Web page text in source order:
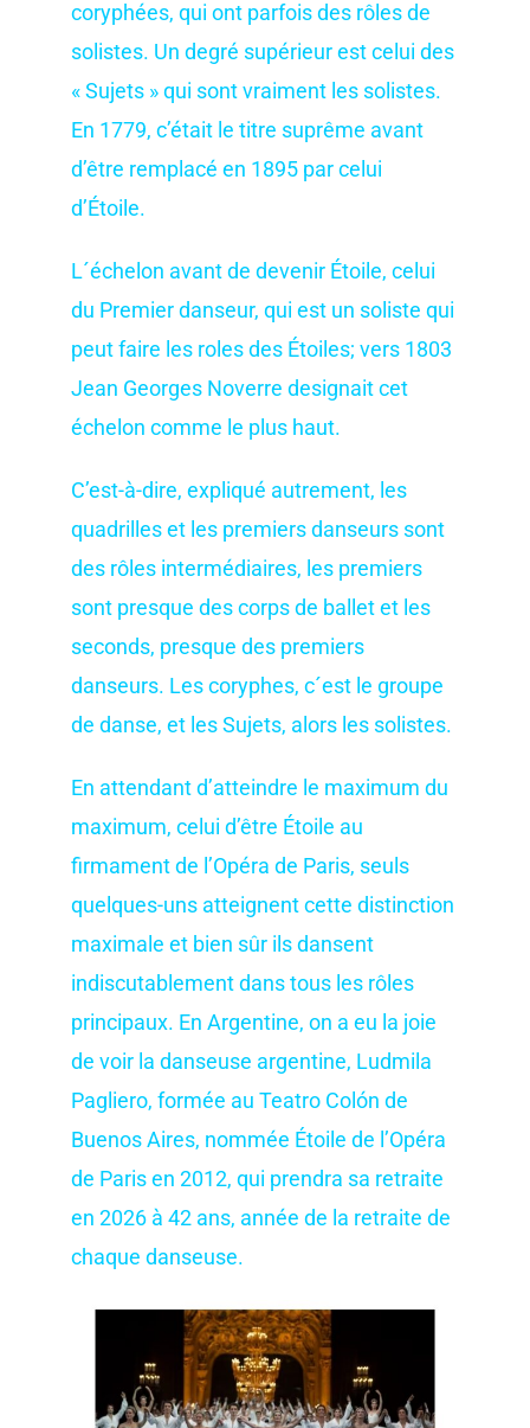
coryphées, qui ont parfois des rôles de
solistes. Un degré supérieur est celui des
« Sujets » qui sont vraiment les solistes.
En 1779, c’était le titre suprême avant
d’être remplacé en 1895 par celui
d’Étoile.
L´échelon avant de devenir Étoile, celui
du Premier danseur, qui est un soliste qui
peut faire les roles des Étoiles; vers 1803
Jean Georges Noverre designait cet
échelon comme le plus haut.
C’est-à-dire, expliqué autrement, les
quadrilles et les premiers danseurs sont
des rôles intermédiaires, les premiers
sont presque des corps de ballet et les
seconds, presque des premiers
danseurs. Les coryphes, c´est le groupe
de danse, et les Sujets, alors les solistes.
En attendant d’atteindre le maximum du
maximum, celui d’être Étoile au
firmament de l’Opéra de Paris, seuls
quelques-uns atteignent cette distinction
maximale et bien sûr ils dansent
indiscutablement dans tous les rôles
principaux. En Argentine, on a eu la joie
de voir la danseuse argentine, Ludmila
Pagliero, formée au Teatro Colón de
Buenos Aires, nommée Étoile de l’Opéra
de Paris en 2012, qui prendra sa retraite
en 2026 à 42 ans, année de la retraite de
chaque danseuse.